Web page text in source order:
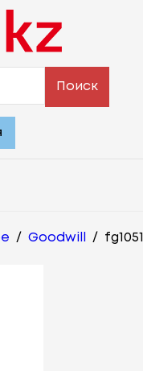
Поиск
/ Goodwill / fg1051